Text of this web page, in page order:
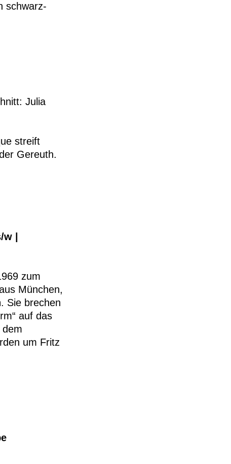
schwarz-
Julia
streift
Gereuth.
|
zum
München,
Sie brechen
auf das
um Fritz